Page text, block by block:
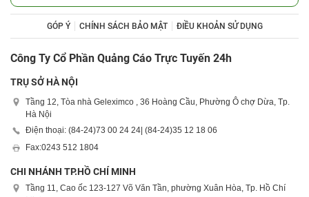
GÓP Ý CHÍNH SÁCH BẢO MẬT ĐIỀU KHOẢN SỬ DỤNG
Công Ty Cổ Phần Quảng Cáo Trực Tuyến 24h
TRỤ SỞ HÀ NỘI
Tầng 12, Tòa nhà Geleximco , 36 Hoàng Cầu, Phường Ô chợ Dừa, Tp.
Hà Nội
Điện thoại: (84-24)73 00 24 24 | (84-24)35 12 18 06
Fax:0243 512 1804
CHI NHÁNH TP.HỒ CHÍ MINH
Tầng 11, Cao ốc 123-127 Võ Văn Tần, phường Xuân Hòa, Tp. Hồ Chí